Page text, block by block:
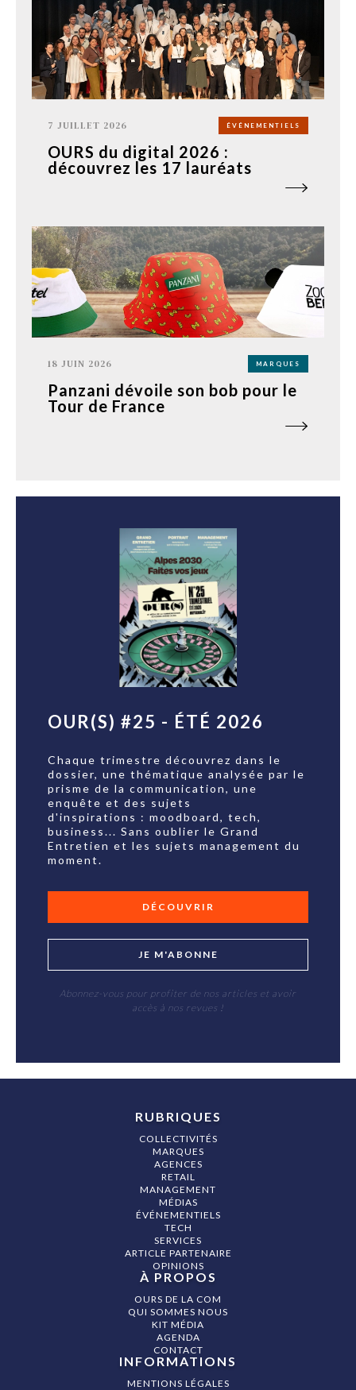
7 JUILLET 2026 ÉVÉNEMENTIELS
OURS du digital 2026 :
découvrez les 17 lauréats
18 JUIN 2026 MARQUES
Panzani dévoile son bob pour le
Tour de France
OUR(S) #25 - ÉTÉ 2026
Chaque trimestre découvrez dans le
dossier, une thématique analysée par le
prisme de la communication, une
enquête et des sujets
d'inspirations : moodboard, tech,
business... Sans oublier le Grand
Entretien et les sujets management du
moment.
DÉCOUVRIR
JE M'ABONNE
Abonnez-vous pour profiter de nos articles et avoir
accès à nos revues !
RUBRIQUES
COLLECTIVITÉS
MARQUES
AGENCES
RETAIL
MANAGEMENT
MÉDIAS
ÉVÉNEMENTIELS
TECH
SERVICES
ARTICLE PARTENAIRE
OPINIONS
À PROPOS
OURS DE LA COM
QUI SOMMES NOUS
KIT MÉDIA
AGENDA
CONTACT
INFORMATIONS
MENTIONS LÉGALES